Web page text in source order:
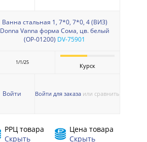
Ванна стальная 1, 7*0, 7*0, 4 (ВИЗ)
Donna Vanna форма Сома, цв. белый
(ОР-01200) DV-75901
1/1/25 Курск
Войти Войти для заказа или сравнить
Цена товара
Скрыть
РРЦ товара
Скрыть